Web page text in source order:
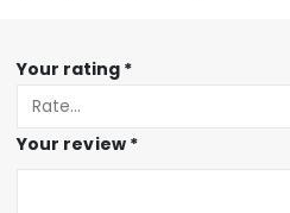
Your rating *
Your review *